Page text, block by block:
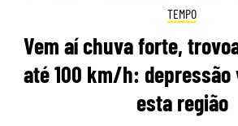
TEMPO
Vem aí chuva forte,
até 100 km/h: depressão
esta região